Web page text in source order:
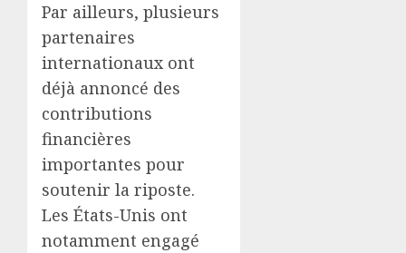
Par ailleurs, plusieurs
partenaires
internationaux ont
déjà annoncé des
contributions
financières
importantes pour
soutenir la riposte.
Les États-Unis ont
notamment engagé